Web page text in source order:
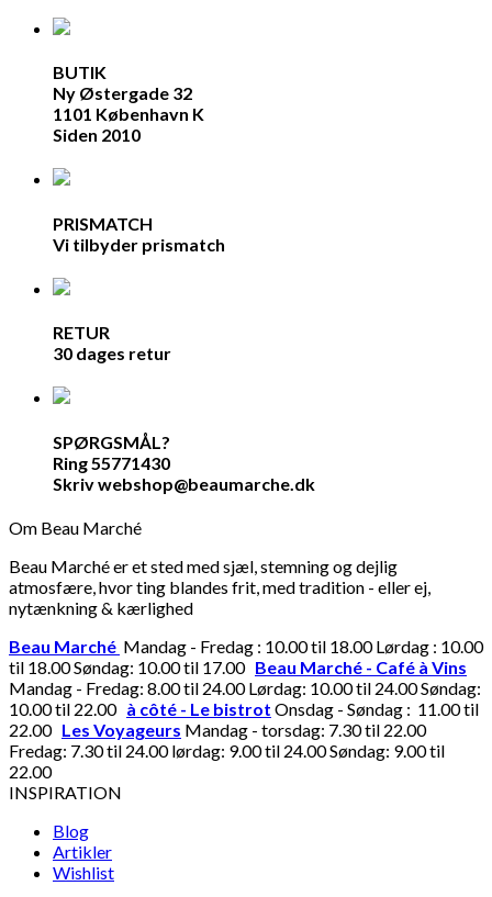
BUTIK
Ny Østergade 32
1101 København K
Siden 2010
PRISMATCH
Vi tilbyder prismatch
RETUR
30 dages retur
SPØRGSMÅL?
Ring 55771430
Skriv webshop@beaumarche.dk
Om Beau Marché
Beau Marché er et sted med sjæl, stemning og dejlig
atmosfære, hvor ting blandes frit, med tradition - eller ej,
nytænkning & kærlighed
Beau Marché Mandag - Fredag : 10.00 til 18.00 Lørdag : 10.00
til 18.00 Søndag: 10.00 til 17.00 Beau Marché - Café à Vins
Mandag - Fredag: 8.00 til 24.00 Lørdag: 10.00 til 24.00 Søndag:
10.00 til 22.00 à côté - Le bistrot Onsdag - Søndag : 11.00 til
22.00 Les Voyageurs Mandag - torsdag: 7.30 til 22.00
Fredag: 7.30 til 24.00 lørdag: 9.00 til 24.00 Søndag: 9.00 til
22.00
INSPIRATION
Blog
Artikler
Wishlist